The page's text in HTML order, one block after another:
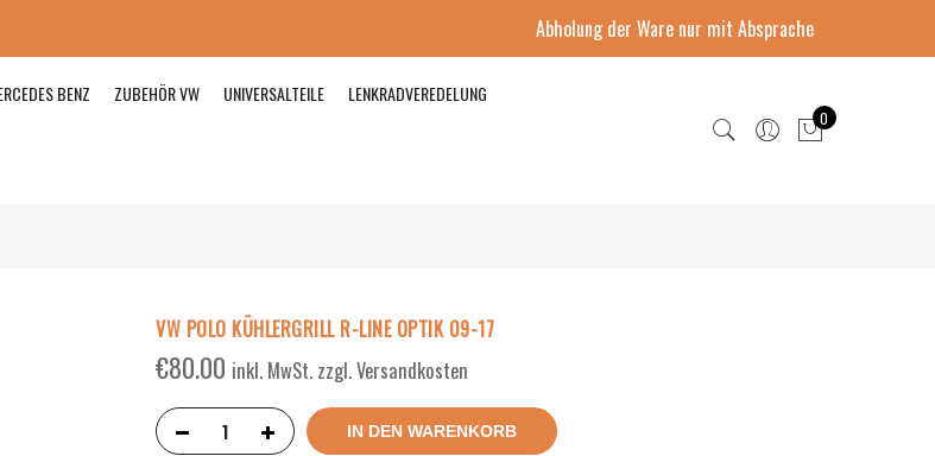
Abholung der Ware nur mit Absprache
BENZ ZUBEHÖR VW UNIVERSALTEILE LENKRADVEREDELUNG
0
VW POLO KÜHLERGRILL R-LINE OPTIK 09-17
€80.00 inkl. MwSt. zzgl. Versandkosten
IN DEN WARENKORB